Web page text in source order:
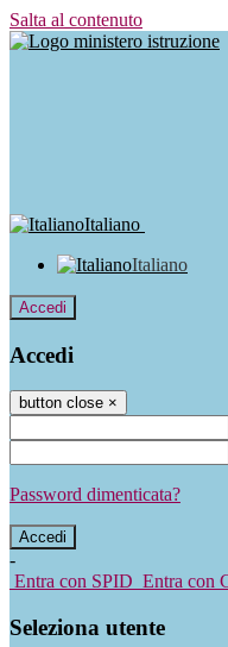
Salta al contenuto
Italiano
Italiano
Accedi
Accedi
button close ×
Password dimenticata?
-
Entra con SPID Entra con
Seleziona utente